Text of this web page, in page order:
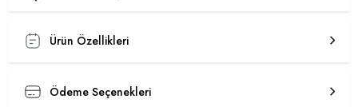
Ürün Özellikleri
Ödeme Seçenekleri